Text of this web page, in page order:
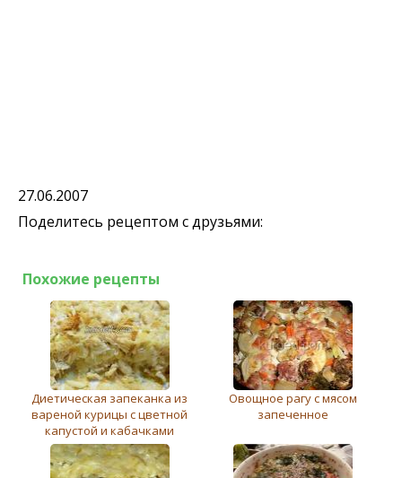
27.06.2007
Поделитесь рецептом с друзьями:
Похожие рецепты
Диетическая запеканка из
вареной курицы с цветной
капустой и кабачками
Овощное рагу с мясом
запеченное